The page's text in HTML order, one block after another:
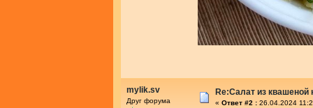
mylik.sv
Друг форума
Re:Салат из
« Ответ #2 : 26.04.2024